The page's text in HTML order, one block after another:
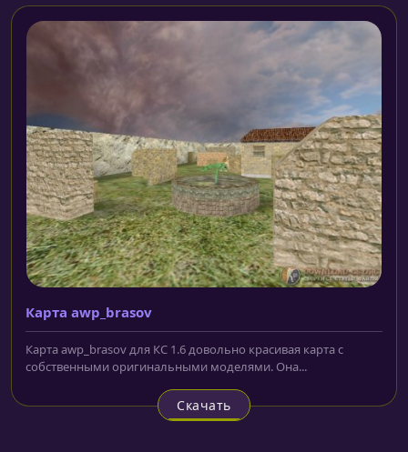
Карта awp_brasov
Карта awp_brasov для КС 1.6 довольно красивая карта с
собственными оригинальными моделями. Она...
Скачать